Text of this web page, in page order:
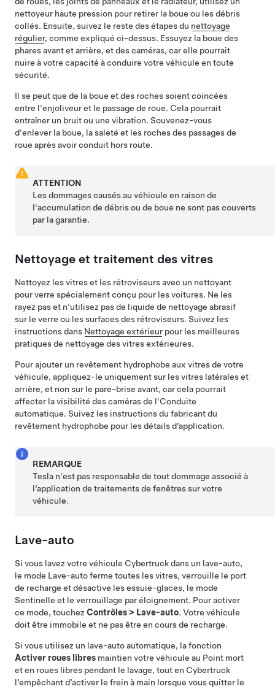
nettoyeur haute pression pour retirer la boue ou les débris
collés. Ensuite, suivez le reste des étapes du nettoyage
régulier, comme expliqué ci-dessus. Essuyez la boue des
phares avant et arrière, et des caméras, car elle pourrait
nuire à votre capacité à conduire votre véhicule en toute
sécurité.
Il se peut que de la boue et des roches soient coincées
entre l'enjoliveur et le passage de roue. Cela pourrait
entraîner un bruit ou une vibration. Souvenez-vous
d'enlever la boue, la saleté et les roches des passages de
roue après avoir conduit hors route.
ATTENTION
Les dommages causés au véhicule en raison de
l'accumulation de débris ou de boue ne sont pas couverts
par la garantie.
Nettoyage et traitement des vitres
Nettoyez les vitres et les rétroviseurs avec un nettoyant
pour verre spécialement conçu pour les voitures. Ne les
rayez pas et n’utilisez pas de liquide de nettoyage abrasif
sur le verre ou les surfaces des rétroviseurs. Suivez les
instructions dans Nettoyage extérieur pour les meilleures
pratiques de nettoyage des vitres extérieures.
Pour ajouter un revêtement hydrophobe aux vitres de votre
véhicule, appliquez-le uniquement sur les vitres latérales et
arrière, et non sur le pare-brise avant, car cela pourrait
affecter la visibilité des caméras de l'Conduite
automatique. Suivez les instructions du fabricant du
revêtement hydrophobe pour les détails d’application.
REMARQUE
Tesla n'est pas responsable de tout dommage associé à
l’application de traitements de fenêtres sur votre
véhicule.
Lave-auto
Si vous lavez votre véhicule Cybertruckdans un lave-auto,
le mode Lave-auto ferme toutes les vitres, verrouille le port
de recharge et désactive les essuie-glaces, le mode
Sentinelle et le verrouillage par éloignement. Pour activer
ce mode, touchez Contrôles > Lave-auto. Votre véhicule
doit être immobile et ne pas être en cours de recharge.
Si vous utilisez un lave-auto automatique, la fonction
Activer roues libres maintien votre véhicule au Point mort
et en roues libres pendant le lavage, tout en Cybertruck
l’empêchant d’activer le frein à main lorsque vous quitter le